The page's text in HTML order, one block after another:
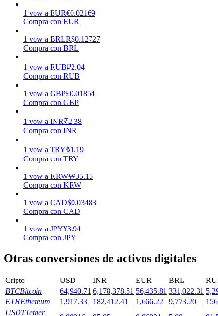
Power Piggy
Gana recompensas competitivas diariamente
Staking
Launchpool
Participación flexible para ganar tokens populares
1 vow a EUR€0.02169
Compra con EUR
1 vow a BRLR$0.12727
Compra con BRL
1 vow a RUB₽2.04
Compra con RUB
1 vow a GBP£0.01854
Compra con GBP
1 vow a INR₹2.38
Compra con INR
1 vow a TRY₺1.19
Compra con TRY
1 vow a KRW₩35.15
Compra con KRW
1 vow a CAD$0.03483
Compra con CAD
1 vow a JPY¥3.94
Compra con JPY
Otras conversiones de activos digitales
Cripto USD INR EUR BRL
BTCBitcoin 64,940.71 6,178,378.51 56,435.81 331,022.31
ETHEthereum 1,917.33 182,412.41 1,666.22 9,773.20
USDTTether